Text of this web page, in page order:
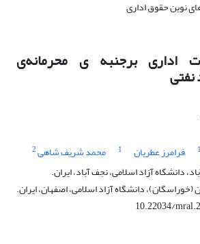
اداری برجنبه‌ ی محرمانه‌ی
1 فرامرز عطریان 1 محمد شریف شاهی2
دانشگاه آزاد اسلامی، نجف آباد، ایران.
دانشگاه آزاد اسلامی، اصفهان، ایران.
10.22034/